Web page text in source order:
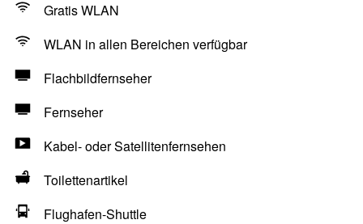
Gratis WLAN
WLAN in allen Bereichen verfügbar
Flachbildfernseher
Fernseher
Kabel- oder Satellitenfernsehen
Toilettenartikel
Flughafen-Shuttle